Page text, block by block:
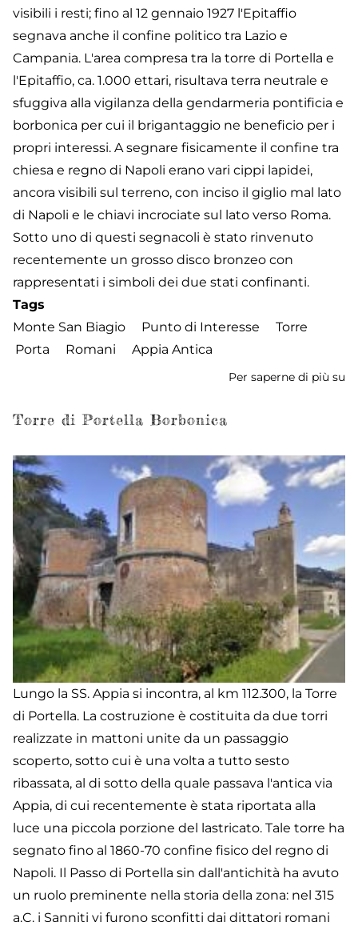
visibili i resti; fino al 12 gennaio 1927 l'Epitaffio
segnava anche il confine politico tra Lazio e
Campania. L'area compresa tra la torre di Portella e
l'Epitaffio, ca. 1.000 ettari, risultava terra neutrale e
sfuggiva alla vigilanza della gendarmeria pontificia e
borbonica per cui il brigantaggio ne beneficio per i
propri interessi. A segnare fisicamente il confine tra
chiesa e regno di Napoli erano vari cippi lapidei,
ancora visibili sul terreno, con inciso il giglio mal lato
di Napoli e le chiavi incrociate sul lato verso Roma.
Sotto uno di questi segnacoli è stato rinvenuto
recentemente un grosso disco bronzeo con
rappresentati i simboli dei due stati confinanti.
Tags
Monte San Biagio
Punto di Interesse
Torre
Porta
Romani Appia Antica
Per saperne di più su
Torre di Portella Borbonica
Lungo la SS. Appia si incontra, al km 112.300, la Torre
di Portella. La costruzione è costituita da due torri
realizzate in mattoni unite da un passaggio
scoperto, sotto cui è una volta a tutto sesto
ribassata, al di sotto della quale passava l'antica via
Appia, di cui recentemente è stata riportata alla
luce una piccola porzione del lastricato. Tale torre ha
segnato fino al 1860-70 confine fisico del regno di
Napoli. Il Passo di Portella sin dall'antichità ha avuto
un ruolo preminente nella storia della zona: nel 315
a.C. i Sanniti vi furono sconfitti dai dittatori romani